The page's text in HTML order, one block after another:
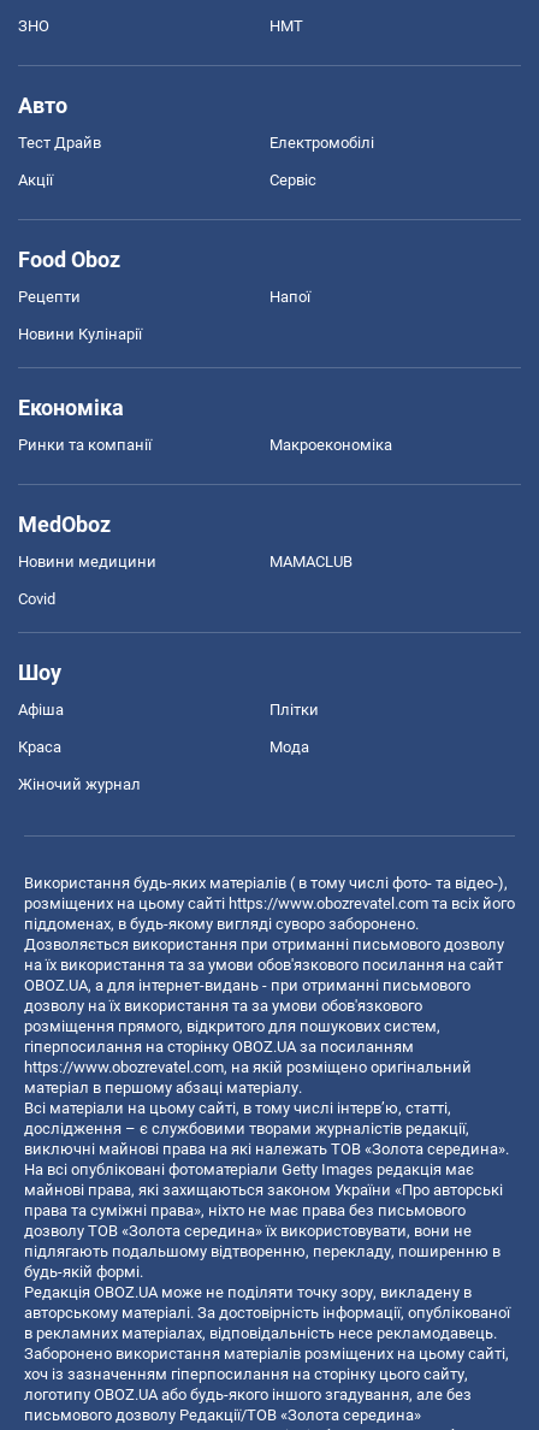
ЗНО НМТ
Авто
Тест Драйв Електромобілі
Акції Сервіс
Food Oboz
Рецепти Напої
Новини Кулінарії
Економіка
Ринки та компанії Макроекономіка
MedOboz
Новини медицини MAMACLUB
Covid
Шоу
Афіша Плітки
Краса Мода
Жіночий журнал
Використання будь-яких матеріалів ( в тому числі фото- та відео-),
розміщених на цьому сайті https://www.obozrevatel.com та всіх його
піддоменах, в будь-якому вигляді суворо заборонено.
Дозволяється використання при отриманні письмового дозволу
на їх використання та за умови обов'язкового посилання на сайт
OBOZ.UA, а для інтернет-видань - при отриманні письмового
дозволу на їх використання та за умови обов'язкового
розміщення прямого, відкритого для пошукових систем,
гіперпосилання на сторінку OBOZ.UA за посиланням
https://www.obozrevatel.com, на якій розміщено оригінальний
матеріал в першому абзаці матеріалу.
Всі матеріали на цьому сайті, в тому числі інтерв’ю, статті,
дослідження – є службовими творами журналістів редакції,
виключні майнові права на які належать ТОВ «Золота середина».
На всі опубліковані фотоматеріали Getty Images редакція має
майнові права, які захищаються законом України «Про авторські
права та суміжні права», ніхто не має права без письмового
дозволу ТОВ «Золота середина» їх використовувати, вони не
підлягають подальшому відтворенню, перекладу, поширенню в
будь-якій формі.
Редакція OBOZ.UA може не поділяти точку зору, викладену в
авторському матеріалі. За достовірність інформації, опублікованої
в рекламних матеріалах, відповідальність несе рекламодавець.
Заборонено використання матеріалів розміщених на цьому сайті,
хоч із зазначенням гіперпосилання на сторінку цього сайту,
логотипу OBOZ.UA або будь-якого іншого згадування, але без
письмового дозволу Редакції/ТОВ «Золота середина»